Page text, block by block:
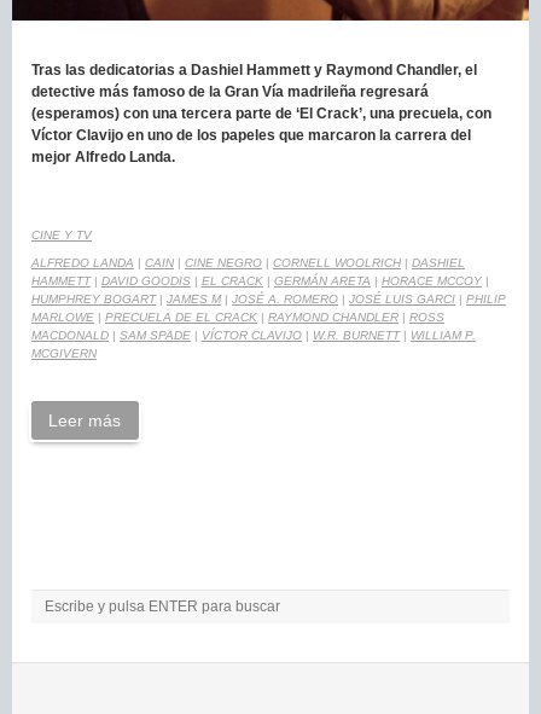
Tras las dedicatorias a Dashiel Hammett y Raymond Chandler, el
detective más famoso de la Gran Vía madrileña regresará
(esperamos) con una tercera parte de ‘El Crack’, una precuela, con
Víctor Clavijo en uno de los papeles que marcaron la carrera del
mejor Alfredo Landa.
CINE Y TV
ALFREDO LANDA | CAIN | CINE NEGRO | CORNELL WOOLRICH | DASHIEL
HAMMETT| DAVID GOODIS | EL CRACK | GERMÁN ARETA | HORACE MCCOY |
HUMPHREY BOGART| JAMES M | JOSÉ A. ROMERO | JOSÉ LUIS GARCI | PHILIP
MARLOWE | PRECUELA DE EL CRACK | RAYMOND CHANDLER | ROSS
MACDONALD | SAM SPADE | VÍCTOR CLAVIJO | W.R. BURNETT| WILLIAM P.
MCGIVERN
Leer más